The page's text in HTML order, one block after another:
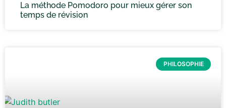
La méthode Pomodoro pour mieux gérer son
temps de révision
PHILOSOPHIE